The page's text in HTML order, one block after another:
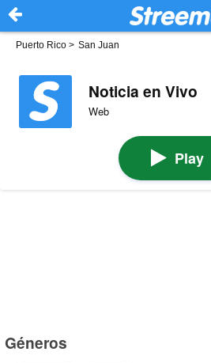
Puerto Rico > San Juan
Noticia en Vivo
Web
Play
Géneros